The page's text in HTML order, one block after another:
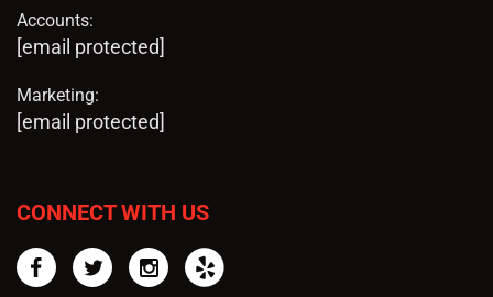
Accounts:
[email protected]
Marketing:
[email protected]
CONNECT WITH US
FacebookTwitterInstagram